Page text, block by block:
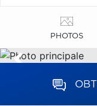
PHOTOS